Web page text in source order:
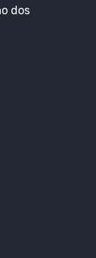
dos